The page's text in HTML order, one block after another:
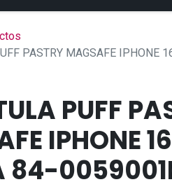
PASTRY MAGSAFE IPHONE
PUFF
IPHONE
84-